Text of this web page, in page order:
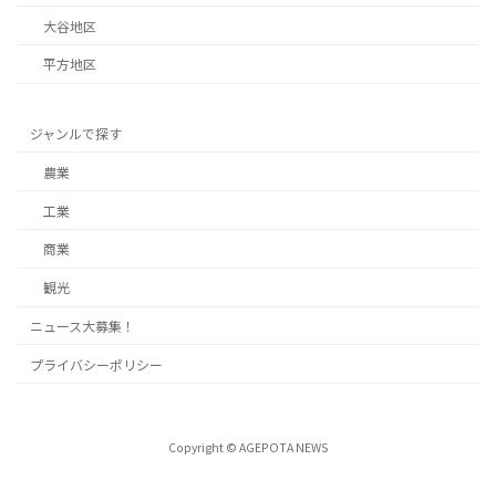
大谷地区
平方地区
ジャンルで探す
農業
工業
商業
観光
ニュース大募集！
プライバシーポリシー
Copyright © AGEPOTA NEWS